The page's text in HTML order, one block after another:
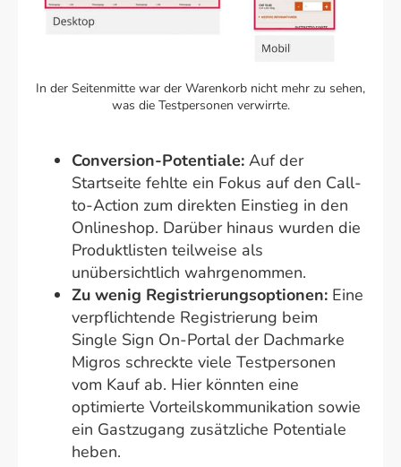
In der Seitenmitte war der Warenkorb nicht mehr zu sehen,
was die Testpersonen verwirrte.
Conversion-Potentiale: Auf der
Startseite fehlte ein Fokus auf den Call-
to-Action zum direkten Einstieg in den
Onlineshop. Darüber hinaus wurden die
Produktlisten teilweise als
unübersichtlich wahrgenommen.
Zu wenig Registrierungsoptionen: Eine
verpflichtende Registrierung beim
Single Sign On-Portal der Dachmarke
Migros schreckte viele Testpersonen
vom Kauf ab. Hier könnten eine
optimierte Vorteilskommunikation sowie
ein Gastzugang zusätzliche Potentiale
heben.